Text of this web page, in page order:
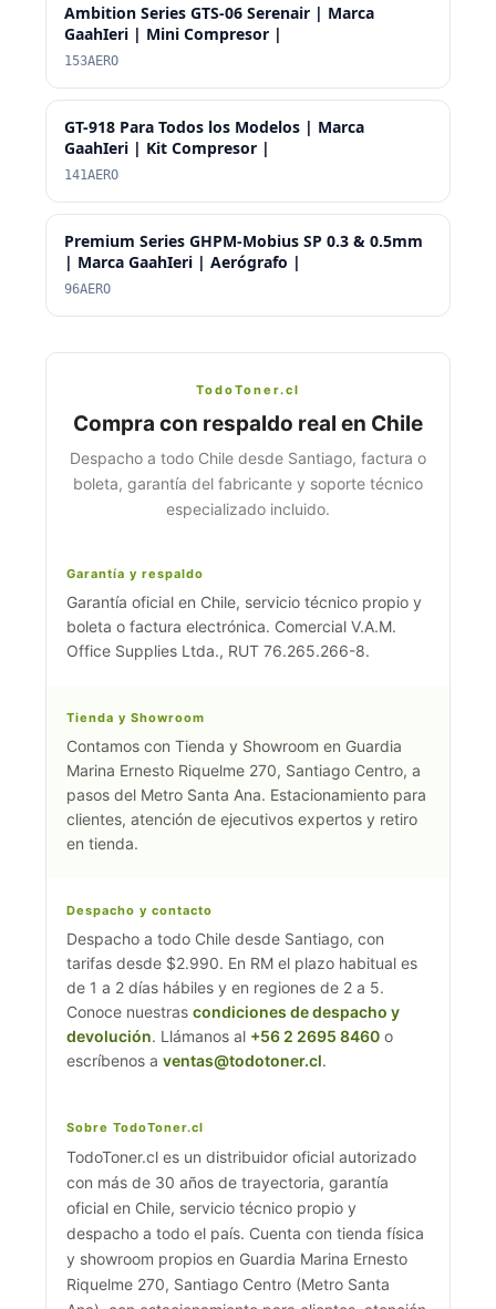
Ambition Series GTS-06 Serenair | Marca
GaahIeri | Mini Compresor |
153AERO
GT-918 Para Todos los Modelos | Marca
GaahIeri | Kit Compresor |
141AERO
Premium Series GHPM-Mobius SP 0.3 & 0.5mm
| Marca GaahIeri | Aerógrafo |
96AERO
TodoToner.cl
Compra con respaldo real en Chile
Despacho a todo Chile desde Santiago, factura o
boleta, garantía del fabricante y soporte técnico
especializado incluido.
Garantía y respaldo
Garantía oficial en Chile, servicio técnico propio y
boleta o factura electrónica. Comercial V.A.M.
Office Supplies Ltda., RUT 76.265.266-8.
Tienda y Showroom
Contamos con Tienda y Showroom en Guardia
Marina Ernesto Riquelme 270, Santiago Centro, a
pasos del Metro Santa Ana. Estacionamiento para
clientes, atención de ejecutivos expertos y retiro
en tienda.
Despacho y contacto
Despacho a todo Chile desde Santiago, con
tarifas desde $2.990. En RM el plazo habitual es
de 1 a 2 días hábiles y en regiones de 2 a 5.
Conoce nuestras condiciones de despacho y
devolución. Llámanos al +56 2 2695 8460 o
escríbenos a ventas@todotoner.cl.
Sobre TodoToner.cl
TodoToner.cl es un distribuidor oficial autorizado
con más de 30 años de trayectoria, garantía
oficial en Chile, servicio técnico propio y
despacho a todo el país. Cuenta con tienda física
y showroom propios en Guardia Marina Ernesto
Riquelme 270, Santiago Centro (Metro Santa